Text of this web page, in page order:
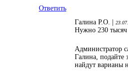
Ответить
Галина Р.О. |
Нужно 230 тысяч
Администратор
Галина, подайте
найдут варианы